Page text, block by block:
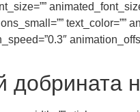
text_color=””